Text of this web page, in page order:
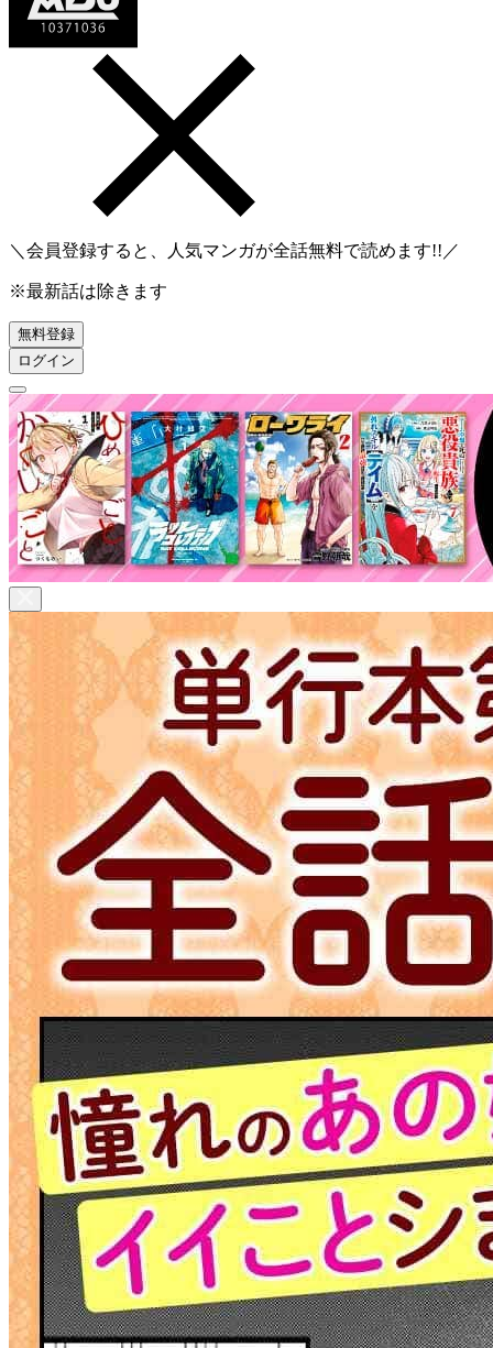
＼会員登録すると、人気マンガが全話無料で読めます!!／
※最新話は除きます
無料登録
ログイン